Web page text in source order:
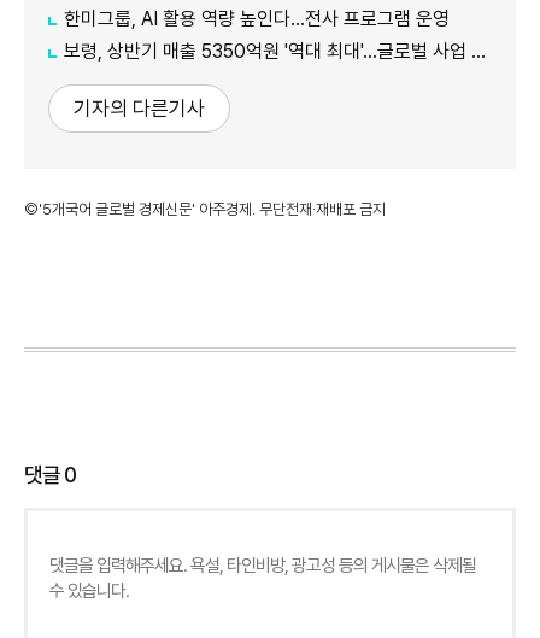
한미그룹, AI 활용 역량 높인다…전사 프로그램 운영
보령, 상반기 매출 5350억원 '역대 최대'…글로벌 사업 성장 본격화
기자의 다른기사
©'5개국어 글로벌 경제신문' 아주경제. 무단전재·재배포 금지
댓글0